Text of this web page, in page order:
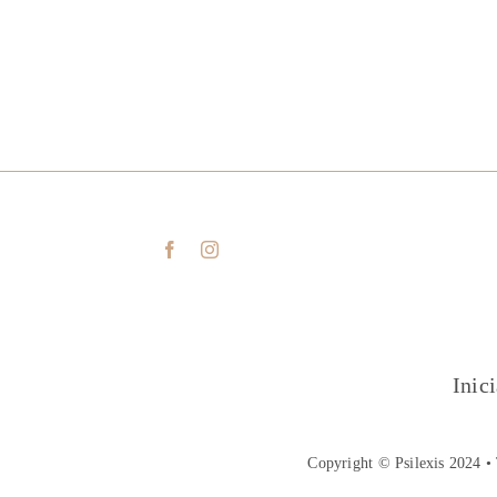
Copyright © Psilexis 2024 •